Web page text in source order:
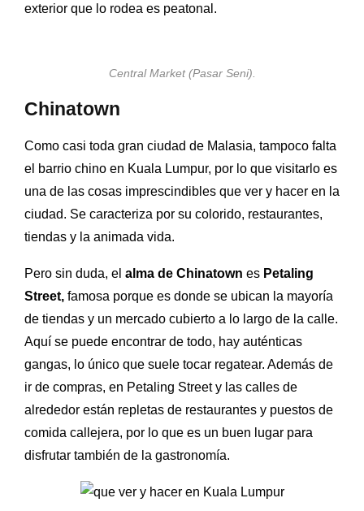
exterior que lo rodea es peatonal.
Central Market (Pasar Seni).
Chinatown
Como casi toda gran ciudad de Malasia, tampoco falta
el barrio chino en Kuala Lumpur, por lo que visitarlo es
una de las cosas imprescindibles que ver y hacer en la
ciudad. Se caracteriza por su colorido, restaurantes,
tiendas y la animada vida.
Pero sin duda, el alma de Chinatown es Petaling
Street, famosa porque es donde se ubican la mayoría
de tiendas y un mercado cubierto a lo largo de la calle.
Aquí se puede encontrar de todo, hay auténticas
gangas, lo único que suele tocar regatear. Además de
ir de compras, en Petaling Street y las calles de
alrededor están repletas de restaurantes y puestos de
comida callejera, por lo que es un buen lugar para
disfrutar también de la gastronomía.